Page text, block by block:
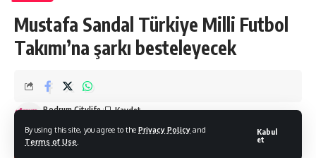
By using this site, you agree to the Privacy Policy and
Terms of Use
Kabul
et
Mustafa Sandal Türkiye Milli Futbol
Takımı’na şarkı besteleyecek
Bodrum Citylife